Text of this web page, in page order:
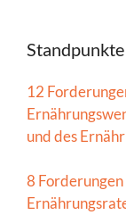
12
und des
8